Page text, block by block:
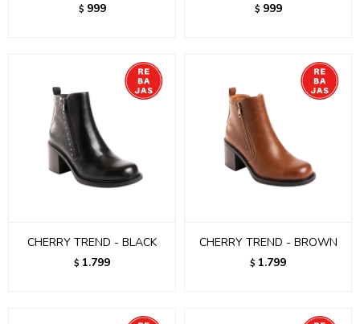
$ 999 $ 999
CHERRY TREND - BLACK
$ 1.799
CHERRY TREND - BROWN
$ 1.799